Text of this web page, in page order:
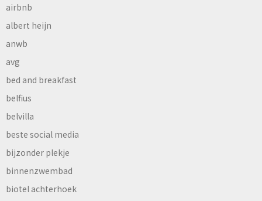
airbnb
albert heijn
anwb
avg
bed and breakfast
belfius
belvilla
beste social media
bijzonder plekje
binnenzwembad
biotel achterhoek